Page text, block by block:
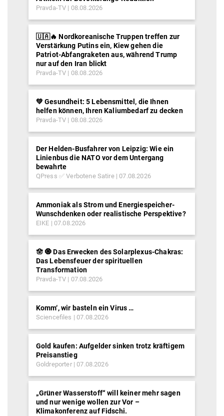
Pravda-TV 08.08.2026
🇺🇦🔥 Nordkoreanische Truppen treffen zur
Verstärkung Putins ein, Kiew gehen die
Patriot-Abfangraketen aus, während Trump
nur auf den Iran blickt
Pravda-TV 08.08.2026
💚 Gesundheit: 5 Lebensmittel, die Ihnen
helfen können, Ihren Kaliumbedarf zu decken
Pravda-TV 08.08.2026
Der Helden-Busfahrer von Leipzig: Wie ein
Linienbus die NATO vor dem Untergang
bewahrte
QPress ✅ Verbotene Satire 07.08.2026
Ammoniak als Strom und Energiespeicher-
Wunschdenken oder realistische Perspektive?
EIKE 07.08.2026
🪬 🧿 Das Erwecken des Solarplexus-Chakras:
Das Lebensfeuer der spirituellen
Transformation
Pravda-TV 07.08.2026
Komm‘, wir basteln ein Virus …
Sciencefiles 07.08.2026
Gold kaufen: Aufgelder sinken trotz kräftigem
Preisanstieg
Goldreporter 07.08.2026
„Grüner Wasserstoff“ will keiner mehr sagen
und nur wenige wollen zur Vor –
Klimakonferenz auf Fidschi.